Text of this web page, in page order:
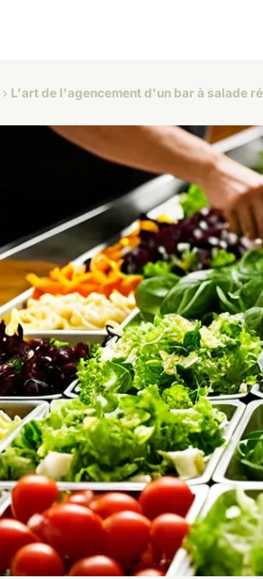
› L'art de l'agencement d'un bar à salade